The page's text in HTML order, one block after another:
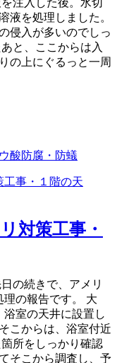
液を処理しました。
侵入が多いのでしっ
と、ここからは入
の上にぐるっと一周
酸防腐・防蟻
対策工事・
の続きで、アメリ
理の報告です。 大
室の天井に設置し
こからは、浴室付近
所をしっかり確認
そこから調査し、予